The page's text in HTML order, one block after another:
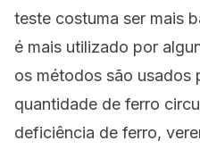
teste costuma ser mais
é mais utilizado por
os métodos são usados
quantidade de ferro
deficiência de ferro,